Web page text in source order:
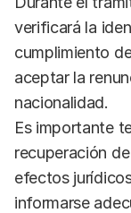
verificará la
cumplimiento
aceptar la
nacionalidad.
Es importante
recuperación
efectos
informarse